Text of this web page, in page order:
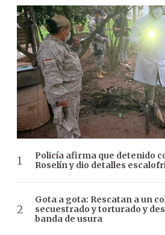
Policía afirma que detenido
Roselín y dio detalles
Gota a gota: Rescatan a un
secuestrado y torturado y
banda de usura